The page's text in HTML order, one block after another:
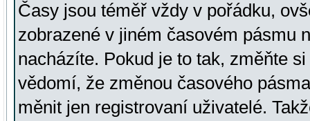
Časy jsou téměř vždy v pořádku,
zobrazené v jiném časovém pásmu
nacházíte. Pokud je to tak, změňte
vědomí, že změnou časového
měnit jen registrovaní uživatelé.